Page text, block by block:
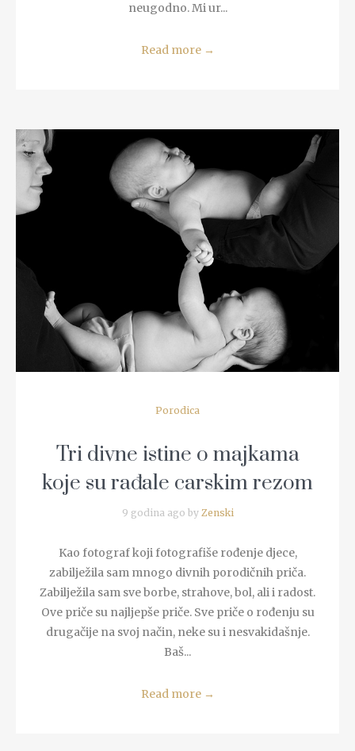
neugodno. Mi ur...
Read more →
READ MORE
Porodica
Tri divne istine o majkama
koje su rađale carskim rezom
9 godina ago by Zenski
Kao fotograf koji fotografiše rođenje djece,
zabilježila sam mnogo divnih porodičnih priča.
Zabilježila sam sve borbe, strahove, bol, ali i radost.
Ove priče su najljepše priče. Sve priče o rođenju su
drugačije na svoj način, neke su i nesvakidašnje.
Baš...
Read more →